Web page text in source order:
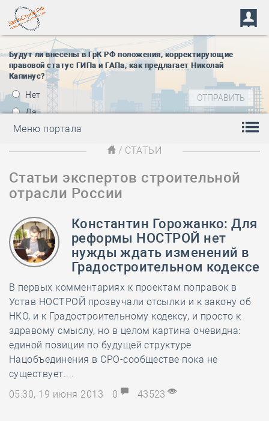
Будут ли внесены в ГрК РФ положения, корректирующие
правовой статус ГИПа и ГАПа, как предлагает Николай
Капинус?
Нет
Да
Меню портала
/ СТАТЬИ
Статьи экспертов строительной
отрасли России
Константин Горожанко: Для
реформы НОСТРОЙ нет
нужды ждать изменений в
Градостроительном кодексе
В первых комментариях к проектам поправок в
Устав НОСТРОЙ прозвучали отсылки и к закону об
НКО, и к Градостроительному кодексу, и просто к
здравому смыслу, но в целом картина очевидна:
единой позиции по будущей структуре
Нацобъединения в СРО-сообществе пока не
существует....
05:30, 19 июня 2013
0 43523